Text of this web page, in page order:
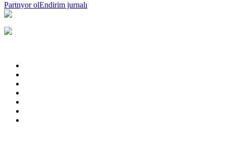
Partnyor olEndirim jurnalı